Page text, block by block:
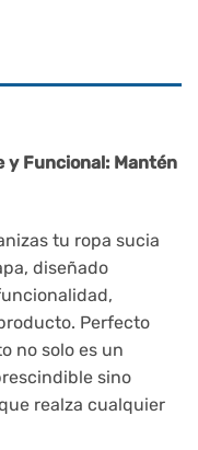
y Funcional: Mantén
tu ropa sucia
diseñado
Perfecto
no solo es un
sino
realza cualquier